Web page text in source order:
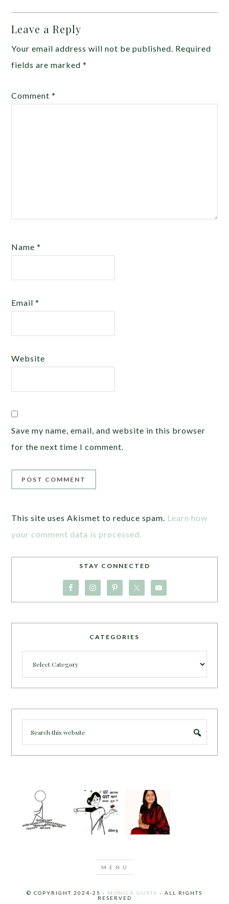
Leave a Reply
Your email address will not be published. Required
fields are marked*
Comment*
Name*
Email*
Website
Save my name, email, and website in this browser
for the next time I comment.
This site uses Akismet to reduce spam. Learn how
your comment data is processed.
STAY CONNECTED
CATEGORIES
© COPYRIGHT 2024-25 · MONICA GUPTA · ALL RIGHTS
RESERVED